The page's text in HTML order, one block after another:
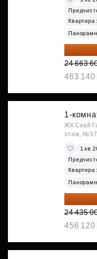
Квартира
20 470
24 663
463 140
1-
ЖК Скай
этаж,
1 кв
Квартира
20 525
24 435
456 120